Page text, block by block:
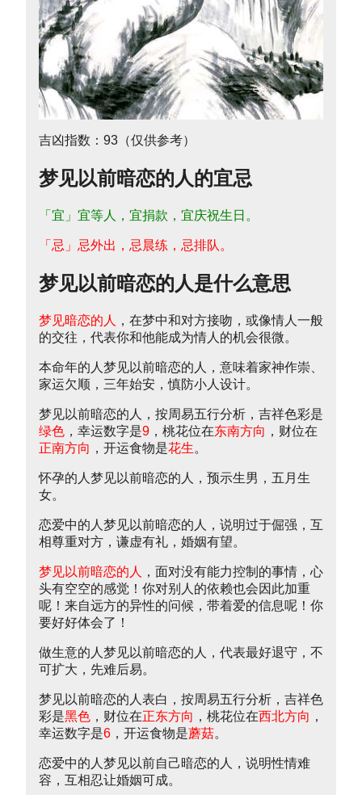
吉凶指数：93（仅供参考）
梦见以前暗恋的人的宜忌
「宜」宜等人，宜捐款，宜庆祝生日。
「忌」忌外出，忌晨练，忌排队。
梦见以前暗恋的人是什么意思
梦见暗恋的人
，在梦中和对方接吻，或像情人一般
的交往，代表你和他能成为情人的机会很微。
本命年的人梦见以前暗恋的人，意味着家神作崇、
家运欠顺，三年始安，慎防小人设计。
梦见以前暗恋的人，按周易五行分析，吉祥色彩是
绿色 ，幸运数字是9 ，桃花位在东南方向 ，财位在
正南方向 ，开运食物是花生。
怀孕的人梦见以前暗恋的人，预示生男，五月生
女。
恋爱中的人梦见以前暗恋的人，说明过于倔强，互
相尊重对方，谦虚有礼，婚姻有望。
梦见以前暗恋的人
，面对没有能力控制的事情，心
头有空空的感觉！你对别人的依赖也会因此加重
呢！来自远方的异性的问候，带着爱的信息呢！你
要好好体会了！
做生意的人梦见以前暗恋的人，代表最好退守，不
可扩大，先难后易。
梦见以前暗恋的人表白，按周易五行分析，吉祥色
彩是黑色 ，财位在正东方向 ，桃花位在西北方向 ，
幸运数字是6 ，开运食物是蘑菇。
恋爱中的人梦见以前自己暗恋的人，说明性情难
容，互相忍让婚姻可成。